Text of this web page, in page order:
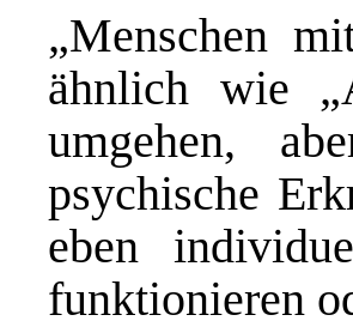
„Menschen
ähnlich wie
umgehen,
psychische
eben
funktionieren